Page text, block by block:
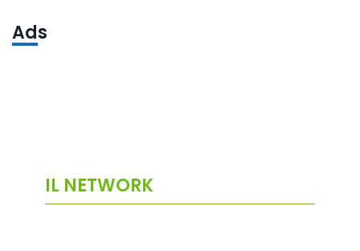
Ads
IL NETWORK